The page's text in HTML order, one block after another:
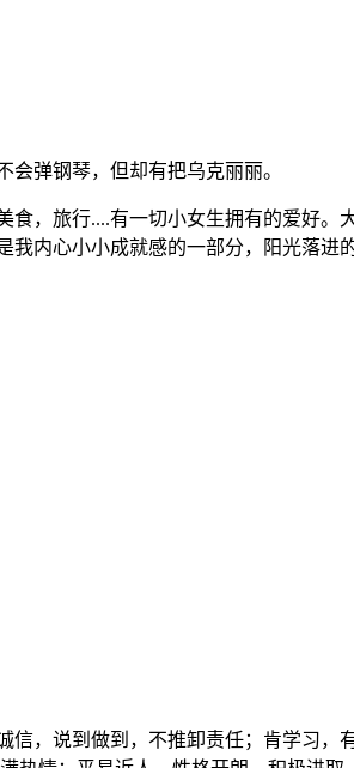
会弹钢琴，但却有把乌克丽丽。
食，旅行....有一切小女生拥有的爱好。
我内心小小成就感的一部分，阳光落进
信，说到做到，不推卸责任；肯学习，